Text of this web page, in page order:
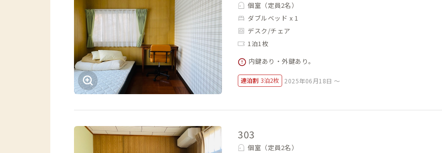
個室（定員2名）
ダブルベッド x 1
デスク/チェア
1泊1枚
内鍵あり・外鍵あり。
連泊割 3泊2枚 2025年06月18日 ～
303
個室（定員2名）